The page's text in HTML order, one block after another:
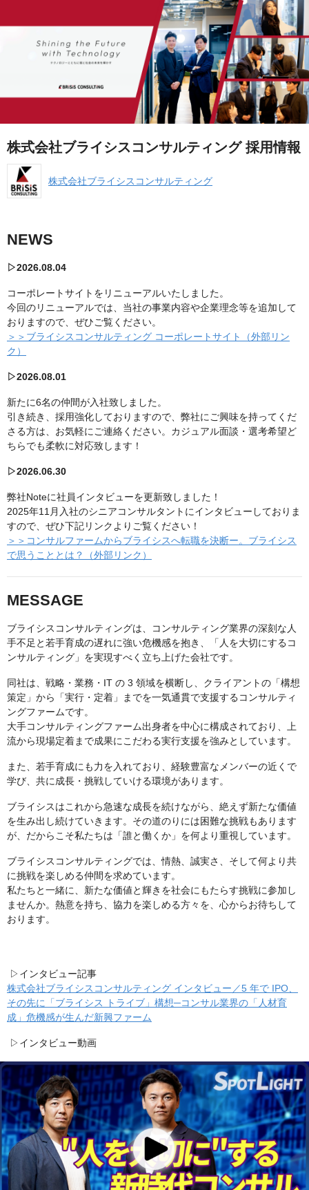
株式会社ブライシスコンサルティング 採用情報
株式会社ブライシスコンサルティング
NEWS
▷2026.08.04
コーポレートサイトをリニューアルいたしました。
今回のリニューアルでは、当社の事業内容や企業理念等を追加して
おりますので、ぜひご覧ください。
＞＞ブライシスコンサルティング コーポレートサイト（外部リン
ク）
▷2026.08.01
新たに6名の仲間が入社致しました。
引き続き、採用強化しておりますので、弊社にご興味を持ってくだ
さる方は、お気軽にご連絡ください。カジュアル面談・選考希望ど
ちらでも柔軟に対応致します！
▷2026.06.30
弊社Noteに社員インタビューを更新致しました！
2025年11月入社のシニアコンサルタントにインタビューしておりま
すので、ぜひ下記リンクよりご覧ください！
＞＞コンサルファームからブライシスへ転職を決断ー。ブライシス
で思うこととは？（外部リンク）
MESSAGE
ブライシスコンサルティングは、コンサルティング業界の深刻な人
手不足と若手育成の遅れに強い危機感を抱き、「人を大切にするコ
ンサルティング」を実現すべく立ち上げた会社です。
同社は、戦略・業務・IT の 3 領域を横断し、クライアントの「構想
策定」から「実行・定着」までを一気通貫で支援するコンサルティ
ングファームです。
大手コンサルティングファーム出身者を中心に構成されており、上
流から現場定着まで成果にこだわる実行支援を強みとしています。
また、若手育成にも力を入れており、経験豊富なメンバーの近くで
学び、共に成長・挑戦していける環境があります。
ブライシスはこれから急速な成長を続けながら、絶えず新たな価値
を生み出し続けていきます。その道のりには困難な挑戦もあります
が、だからこそ私たちは「誰と働くか」を何より重視しています。
ブライシスコンサルティングでは、情熱、誠実さ、そして何より共
に挑戦を楽しめる仲間を求めています。
私たちと一緒に、新たな価値と輝きを社会にもたらす挑戦に参加し
ませんか。熱意を持ち、協力を楽しめる方々を、心からお待ちして
おります。
▷インタビュー記事
株式会社ブライシスコンサルティング インタビュー／5 年で IPO、
その先に「ブライシス トライブ」構想─コンサル業界の「人材育
成」危機感が生んだ新興ファーム
▷インタビュー動画